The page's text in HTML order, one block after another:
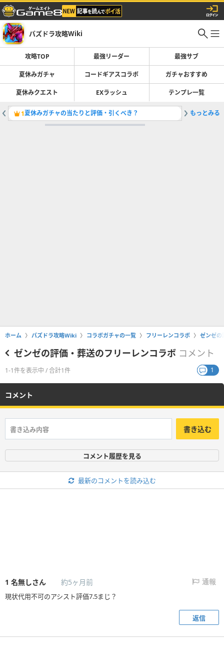
パズドラ攻略Wiki
攻略TOP 最強リーダー 最強サブ
夏休みガチャ コードギアスコラボ ガチャおすすめ
夏休みクエスト EXラッシュ テンプレ一覧
1夏休みガチャの当たりと評価・引くべき？ 2最強リ
もっとみる
ホーム パズドラ攻略Wiki コラボガチャの一覧 フリーレンコラボ ゼンゼの
ゼンゼの評価・葬送のフリーレンコラボ コメント
1-1件を表示中 / 合計1件 1
コメント
書き込む
コメント履歴を見る
最新のコメントを読み込む
1 名無しさん 約5ヶ月前 通報
現状代用不可のアシスト評価7.5まじ？
返信